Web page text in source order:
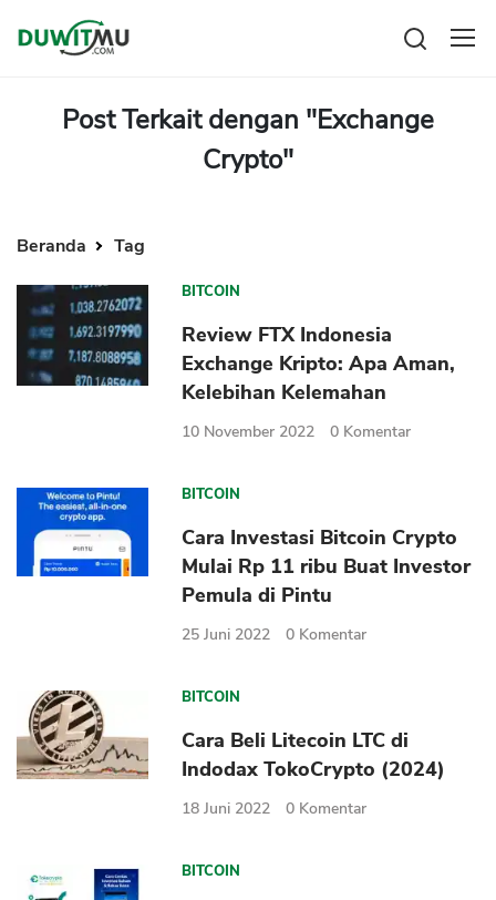
Reksadana
Investasi
KPR
Pinjaman Online
Hutang
Pinjaman
Kartu Kredit
KTA
KPR
Pinjaman Online
Broker Forex
Sekuritas Saham
Bank Digital
Asuransi
Asuransi Jiwa
Asuransi Kesehatan
Post Terkait dengan "Exchange
Crypto"
Beranda Tag
BITCOIN
Review FTX Indonesia
Exchange Kripto: Apa Aman,
Kelebihan Kelemahan
10 November 2022 0 Komentar
BITCOIN
Cara Investasi Bitcoin Crypto
Mulai Rp 11 ribu Buat Investor
Pemula di Pintu
25 Juni 2022 0 Komentar
BITCOIN
Cara Beli Litecoin LTC di
Indodax TokoCrypto (2024)
18 Juni 2022 0 Komentar
BITCOIN